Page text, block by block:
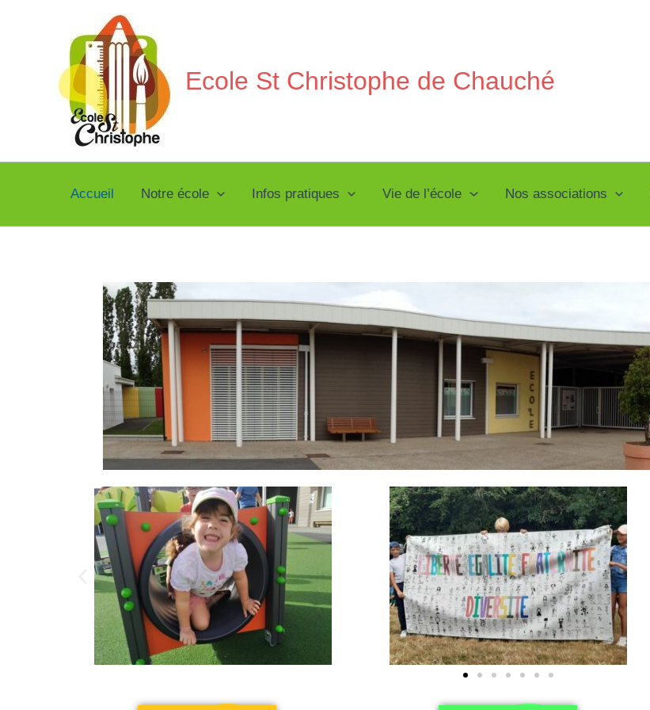
Ecole St Christophe de Chauché
Accueil Notre école Infos pratiques Vie de l’école Nos associations